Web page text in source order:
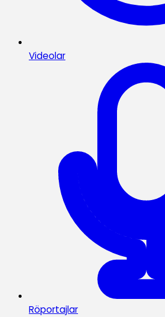
Videolar
Röportajlar